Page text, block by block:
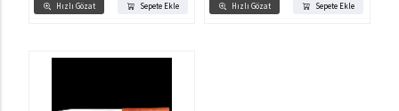
Hızlı Gözat Sepete Ekle Hızlı Gözat Sepete Ekle